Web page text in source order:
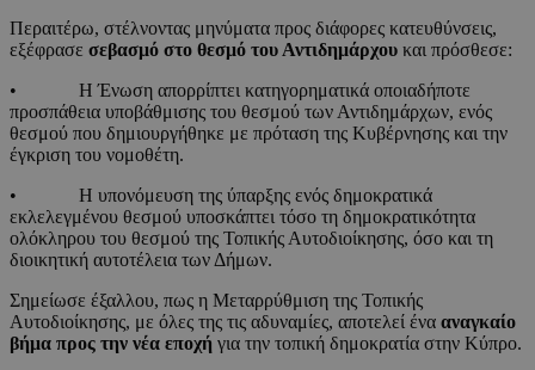
Περαιτέρω, στέλνοντας μηνύματα προς διάφορες κατευθύνσεις,
εξέφρασε σεβασμό στο θεσμό του Αντιδημάρχου και πρόσθεσε:
• Η Ένωση απορρίπτει κατηγορηματικά οποιαδήποτε
προσπάθεια υποβάθμισης του θεσμού των Αντιδημάρχων, ενός
θεσμού που δημιουργήθηκε με πρόταση της Κυβέρνησης και την
έγκριση του νομοθέτη.
• Η υπονόμευση της ύπαρξης ενός δημοκρατικά
εκλελεγμένου θεσμού υποσκάπτει τόσο τη δημοκρατικότητα
ολόκληρου του θεσμού της Τοπικής Αυτοδιοίκησης, όσο και τη
διοικητική αυτοτέλεια των Δήμων.
Σημείωσε έξαλλου, πως η Μεταρρύθμιση της Τοπικής
Αυτοδιοίκησης, με όλες της τις αδυναμίες, αποτελεί ένα αναγκαίο
βήμα προς την νέα εποχή για την τοπική δημοκρατία στην Κύπρο.